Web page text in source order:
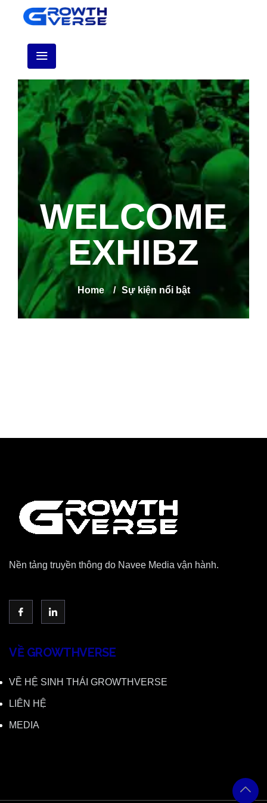
WELCOME
EXHIBZ
Home / Sự kiện nổi bật
Nền tảng truyền thông do Navee Media vận hành.
VỀ GROWTHVERSE
VỀ HỆ SINH THÁI GROWTHVERSE
LIÊN HỆ
MEDIA